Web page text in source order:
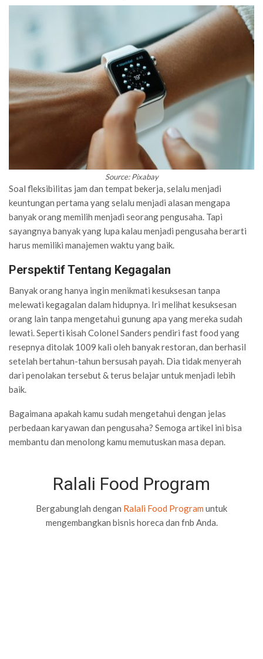
Source: Pixabay
Soal fleksibilitas jam dan tempat bekerja, selalu menjadi
keuntungan pertama yang selalu menjadi alasan mengapa
banyak orang memilih menjadi seorang pengusaha. Tapi
sayangnya banyak yang lupa kalau menjadi pengusaha berarti
harus memiliki manajemen waktu yang baik.
Perspektif Tentang Kegagalan
Banyak orang hanya ingin menikmati kesuksesan tanpa
melewati kegagalan dalam hidupnya. Iri melihat kesuksesan
orang lain tanpa mengetahui gunung apa yang mereka sudah
lewati. Seperti kisah Colonel Sanders pendiri fast food yang
resepnya ditolak 1009 kali oleh banyak restoran, dan berhasil
setelah bertahun-tahun bersusah payah. Dia tidak menyerah
dari penolakan tersebut & terus belajar untuk menjadi lebih
baik.
Bagaimana apakah kamu sudah mengetahui dengan jelas
perbedaan karyawan dan pengusaha? Semoga artikel ini bisa
membantu dan menolong kamu memutuskan masa depan.
Ralali Food Program
Bergabunglah dengan Ralali Food Program untuk
mengembangkan bisnis horeca dan fnb Anda.